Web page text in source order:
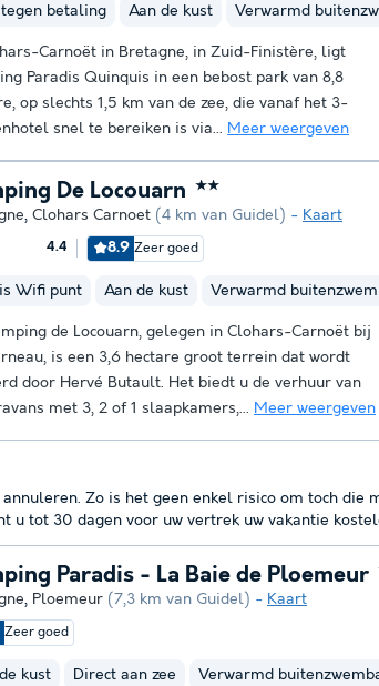
betaling Aan de kust Verwarmd
Carnoët in Bretagne, in Zuid-Finistère, ligt
Paradis Quinquis in een bebost park van 8,8
op slechts 1,5 km van de zee, die vanaf het 3-
snel te bereiken is via... Meer weergeven
De Locouarn ★★
, Clohars Carnoet (4 km van Guidel) Kaart
4.4 8.9 Zeer goed
Wifi punt Aan de kust Verwarmd
de Locouarn, gelegen in Clohars-Carnoët bij
is een 3,6 hectare groot terrein dat wordt
door Hervé Butault. Het biedt u de verhuur van
met 3, 2 of 1 slaapkamers,... Meer weergeven
Paradis - La Baie de Ploemeur
, Ploemeur (7,3 km van Guidel)
Kaart
Zeer goed
kust Direct aan zee Verwarmd
Zo is het geen enkel risico om toch die
u tot 30 dagen voor uw vertrek uw vakantie